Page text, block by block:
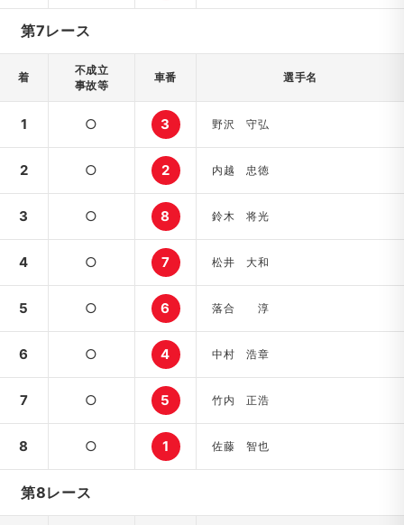
第7レース
着
不成立
事故等
車番 選手名
1 ○ 3 野沢 守弘
2 ○ 2 内越 忠徳
3 ○ 8 鈴木 将光
4 ○ 7 松井 大和
5 ○ 6 落合 淳
6 ○ 4 中村 浩章
7 ○ 5 竹内 正浩
8 ○ 1 佐藤 智也
第8レース